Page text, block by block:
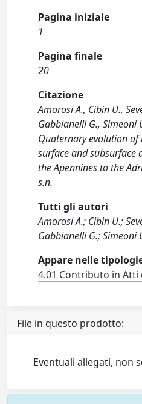
Pagina iniziale
1
Pagina finale
20
Citazione
Amorosi A., Cibin U.,
Gabbianelli G., Simeoni
Quaternary evolution of
surface and subsurface
the Apennines to the
s.n.
Tutti gli autori
Amorosi A.; Cibin U.;
Gabbianelli G.; Simeoni
Appare nelle
4.01 Contributo in Atti
File in questo prodotto:
Eventuali allegati, non